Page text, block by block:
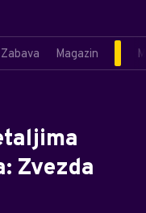
Zabava Magazin
Zvezda